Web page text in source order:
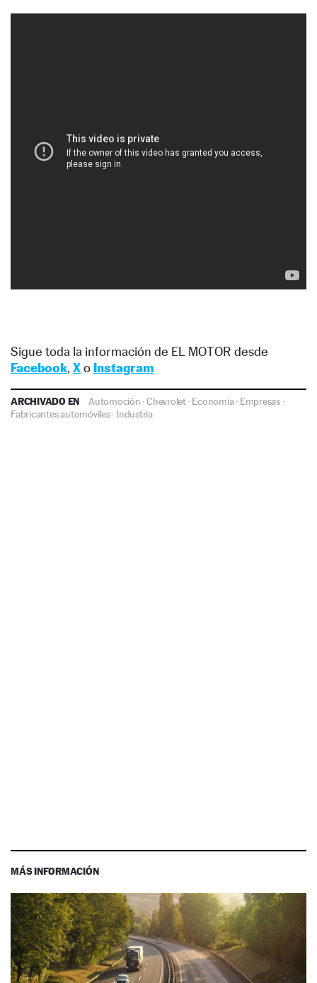
Sigue toda la información de EL MOTOR desde
Facebook, Xo Instagram
ARCHIVADO EN Automoción ·Chevrolet·Economía· Empresas·
Fabricantes automóviles· Industria
MÁS INFORMACIÓN